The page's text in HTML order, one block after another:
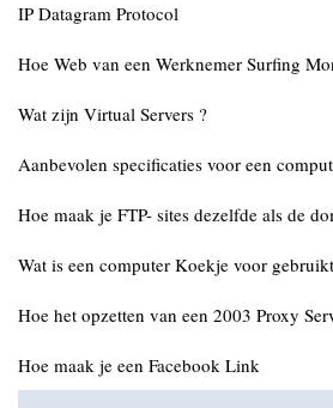
IP Datagram Protocol
Hoe Web van een Werknemer Surfing
Wat zijn Virtual Servers ?
Aanbevolen specificaties voor een
Hoe maak je FTP- sites dezelfde als de
Wat is een computer Koekje voor
Hoe het opzetten van een 2003 Proxy
Hoe maak je een Facebook Link